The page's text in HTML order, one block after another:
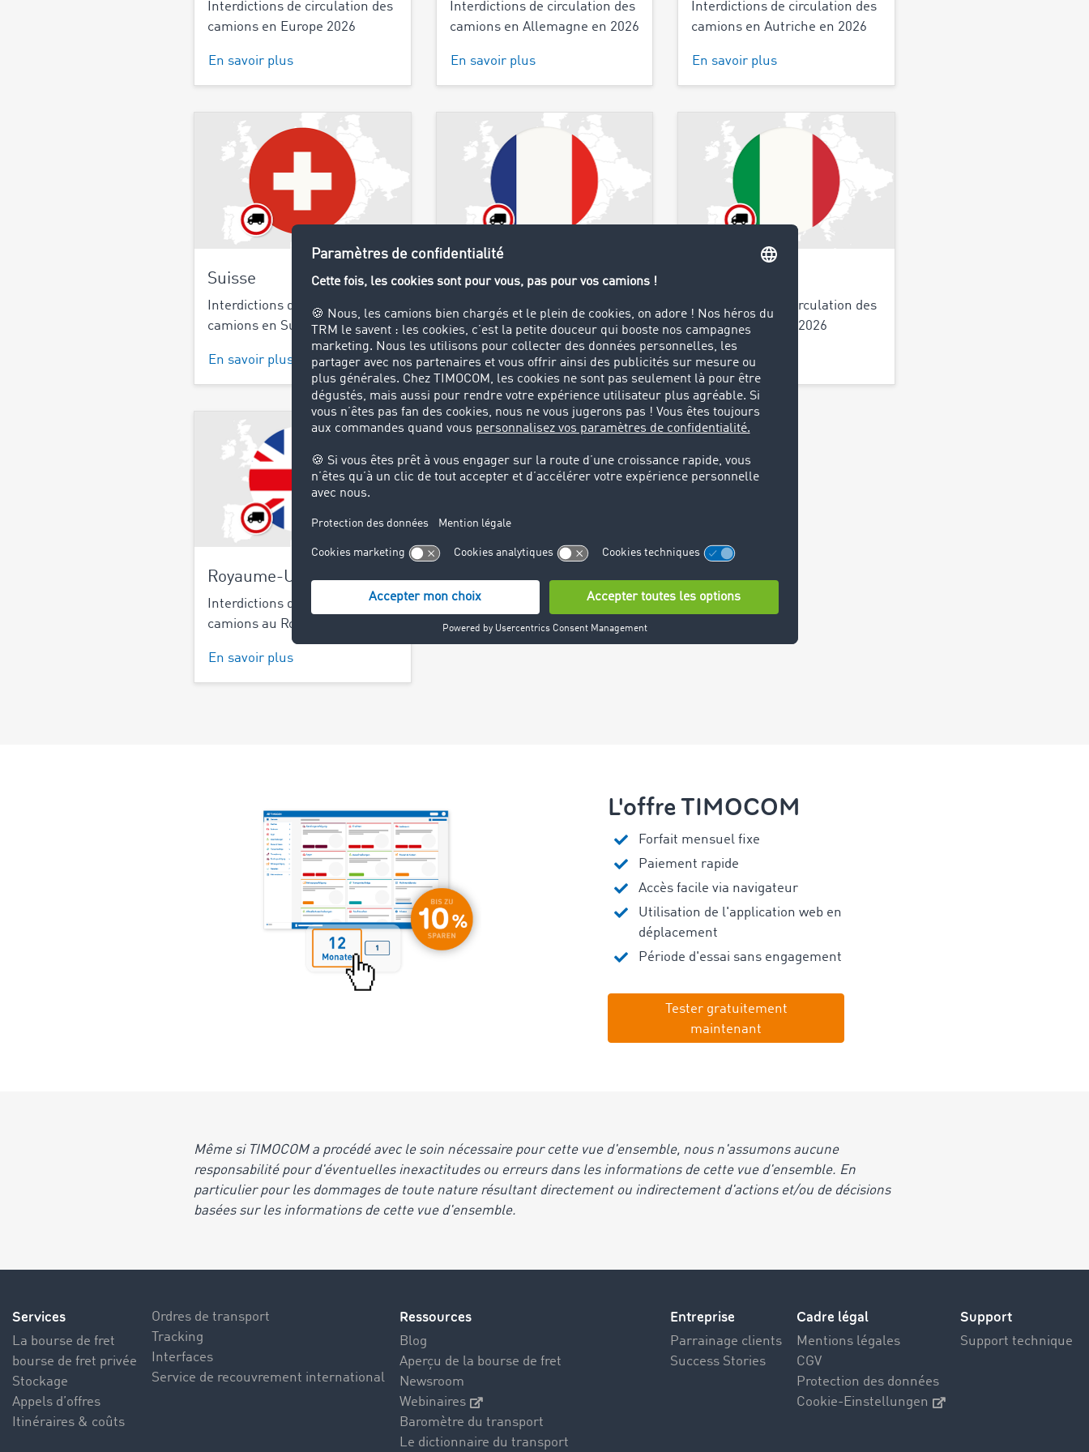
Interdictions de circulation des
camions en Europe 2026
En savoir plus
Interdictions de circulation des
camions en Allemagne en 2026
En savoir plus
Interdictions de circulation des
camions en Autriche en 2026
En savoir plus
Suisse
Interdictions de circulation des
camions en Suisse en 2026
En savoir plus
France
Interdictions de circulation des
camions en France en 2026
En savoir plus
Interdictions de circulation des
camions en Italie 2026
En savoir plus
Royaume-Uni
Interdictions de circulation des
camions au Royaume-Uni 2026
En savoir plus
L'offre TIMOCOM
Forfait mensuel fixe
Paiement rapide
Accès facile via navigateur
Utilisation de l'application web en
déplacement
Période d'essai sans engagement
Tester gratuitement
maintenant
Même si TIMOCOM a procédé avec le soin nécessaire pour cette vue d'ensemble, nous n'assumons aucune
responsabilité pour d'éventuelles inexactitudes ou erreurs dans les informations de cette vue d'ensemble. En
particulier pour les dommages de toute nature résultant directement ou indirectement d'actions et/ou de décisions
basées sur les informations de cette vue d'ensemble.
Services
La bourse de fret
bourse de fret privée
Stockage
Appels d’offres
Itinéraires & coûts
Ordres de transport
Tracking
Interfaces
Service de recouvrement international
Ressources
Blog
Aperçu de la bourse de fret
Newsroom
Webinaires
Baromètre du transport
Le dictionnaire du transport
Entreprise
Parrainage clients
Success Stories
Cadre légal
Mentions légales
CGV
Protection des données
Cookie-Einstellungen
Support
Support technique